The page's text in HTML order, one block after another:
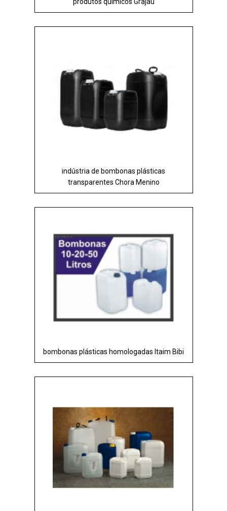
indústria de bombonas plásticas
transparentes Chora Menino
bombonas plásticas homologadas Itaim Bibi